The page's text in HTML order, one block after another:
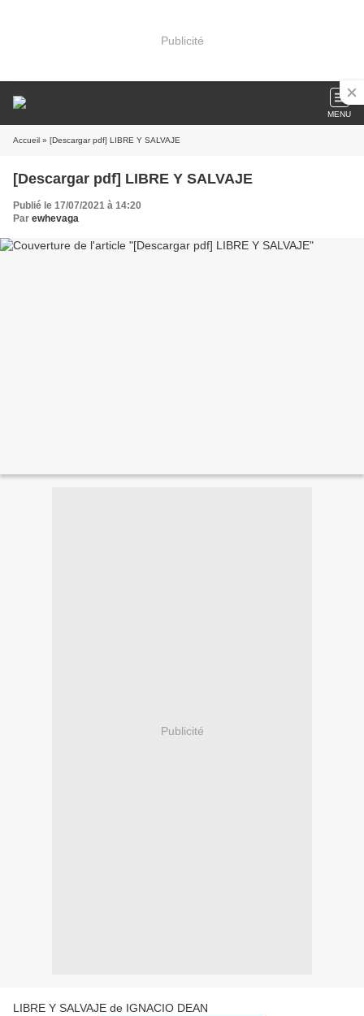
Publicité
MENU
Accueil » [Descargar pdf] LIBRE Y SALVAJE
[Descargar pdf] LIBRE Y SALVAJE
Publié le 17/07/2021 à 14:20
Par ewhevaga
Publicité
LIBRE Y SALVAJE de IGNACIO DEAN